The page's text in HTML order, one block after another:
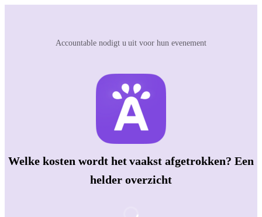
Accountable nodigt u uit voor hun evenement
Welke kosten wordt het vaakst afgetrokken? Een
helder overzicht